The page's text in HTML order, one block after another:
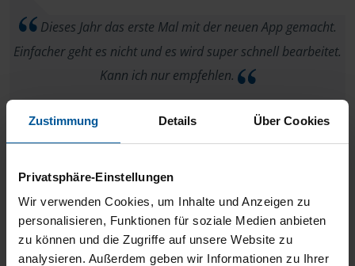
Zustimmung Details Über Cookies
Privatsphäre-Einstellungen
Wir verwenden Cookies, um Inhalte und Anzeigen zu
personalisieren, Funktionen für soziale Medien anbieten
zu können und die Zugriffe auf unsere Website zu
analysieren. Außerdem geben wir Informationen zu Ihrer
Dieses Jahr das erste Mal mit der neuen App gemacht.
Einfacher geht es nicht und es wird super schnell bearbeitet.
Kann ich nur empfehlen.
Bochhammer
Fühle mich sehr gut beraten. Weiter so
anonymes VLH-Mitglied